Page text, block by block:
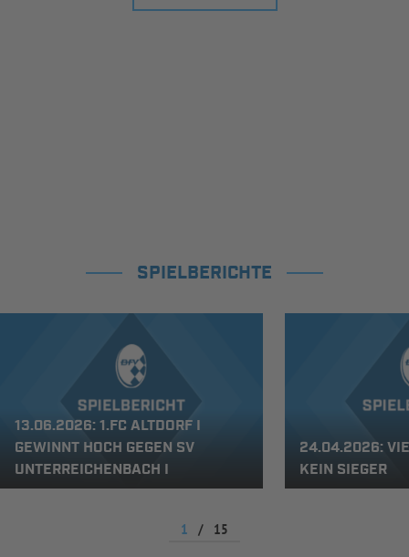
SPIELBERICHTE
13.06.2026: 1.FC ALTDORF I
GEWINNT HOCH GEGEN SV
UNTERREICHENBACH I
24.04.2026:
KEIN SIEGER
1 / 15